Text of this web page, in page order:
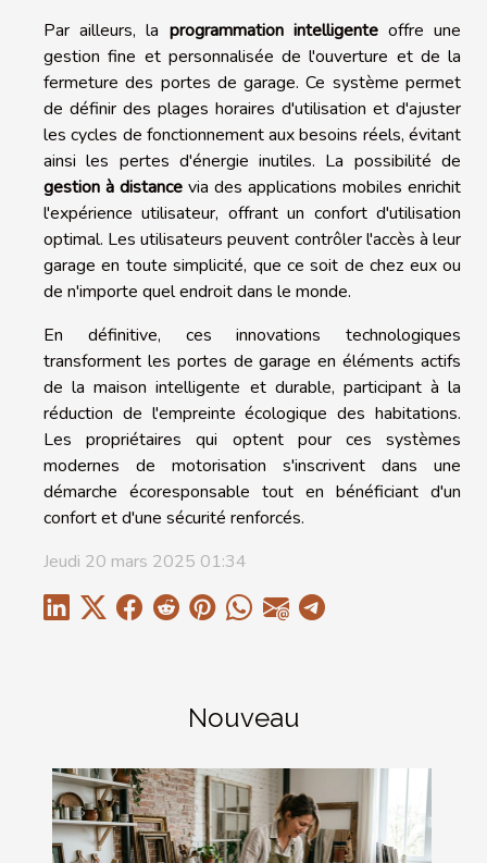
Nouveau
Par ailleurs, la programmation intelligenteoffre une
gestion fine et personnalisée de l'ouverture et de la
fermeture des portes de garage. Ce système permet
de définir des plages horaires d'utilisation et d'ajuster
les cycles de fonctionnement aux besoins réels, évitant
ainsi les pertes d'énergie inutiles. La possibilité de
gestion à distance via des applications mobiles enrichit
l'expérience utilisateur, offrant un confort d'utilisation
optimal. Les utilisateurs peuvent contrôler l'accès à leur
garage en toute simplicité, que ce soit de chez eux ou
de n'importe quel endroit dans le monde.
En définitive, ces innovations technologiques
transforment les portes de garage en éléments actifs
de la maison intelligente et durable, participant à la
réduction de l'empreinte écologique des habitations.
Les propriétaires qui optent pour ces systèmes
modernes de motorisation s'inscrivent dans une
démarche écoresponsable tout en bénéficiant d'un
confort et d'une sécurité renforcés.
Jeudi 20 mars 2025 01:34